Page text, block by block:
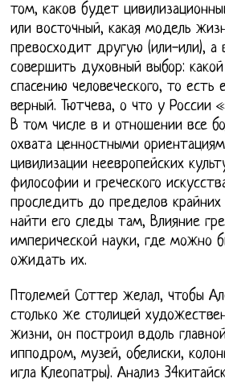
том, каков будет
или восточный, какая модель
превосходит другую (или-или), а
совершить духовный выбор:
спасению человеческого, то есть
верный. Тютчева, о что у России
В том числе в и отношении все
охвата ценностными
цивилизации неевропейских
философии и греческого
проследить до пределов
найти его следы там, Влияние
имперической науки, где можно
ожидать их.
Птолемей Соттер желал, чтобы
столько же столицей
жизни, он построил вдоль
ипподром, музей, обелиски,
игла Клеопатры). Анализ